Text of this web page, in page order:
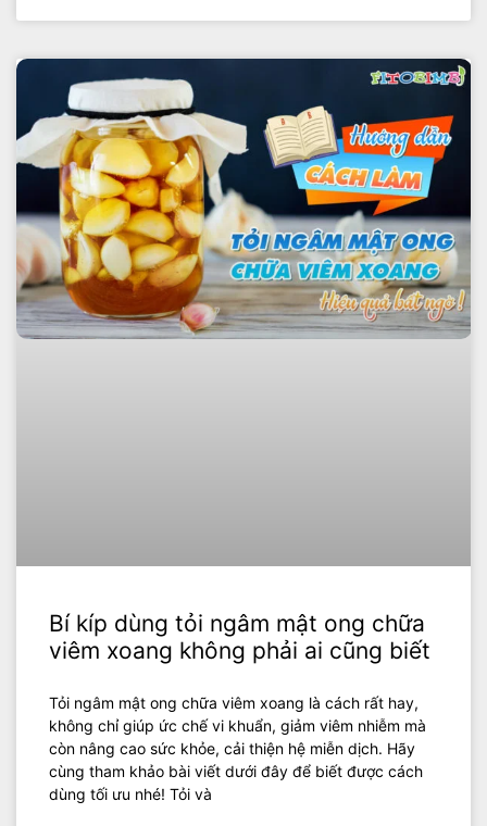
Bí kíp dùng tỏi ngâm mật ong chữa
viêm xoang không phải ai cũng biết
Tỏi ngâm mật ong chữa viêm xoang là cách rất hay,
không chỉ giúp ức chế vi khuẩn, giảm viêm nhiễm mà
còn nâng cao sức khỏe, cải thiện hệ miễn dịch. Hãy
cùng tham khảo bài viết dưới đây để biết được cách
dùng tối ưu nhé! Tỏi và